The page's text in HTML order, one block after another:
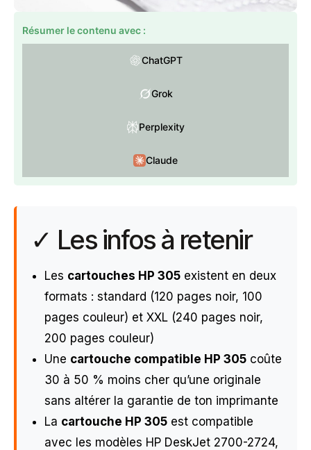
Résumer le contenu avec :
ChatGPT
Grok
Perplexity
Claude
✓ Les infos à retenir
Les cartouches HP 305 existent en deux
formats : standard (120 pages noir, 100
pages couleur) et XXL (240 pages noir,
200 pages couleur)
Une cartouche compatible HP 305 coûte
30 à 50 % moins cher qu’une originale
sans altérer la garantie de ton imprimante
La cartouche HP 305 est compatible
avec les modèles HP DeskJet 2700-2724,